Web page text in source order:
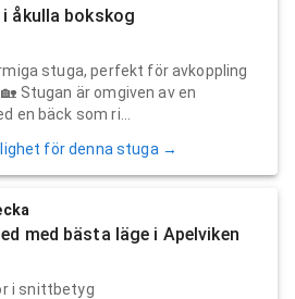
åkulla bokskog
stuga, perfekt för avkoppling
Stugan är omgiven av en
en bäck som ri...
för denna stuga →
med bästa läge i Apelviken
i snittbetyg